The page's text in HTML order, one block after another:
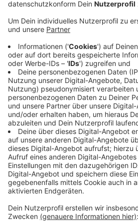
Auf der Myllendonker Straße ist
großer Baum auf das Auto des
Das Auto ist dabei komplett
Mann konnte sich aber noch
befreien. Zeugen riefen dann
und die Polizei. Der Mann wird
Krankenhaus behandelt. Genrell
Einsatzkräfte in
Es waren einige Bäume
abgebrochen. 13 Mal mussten sie
Minüten Sturms ausrücken. Die
dazu, langsam zu fahren und
und an Tunnelausfahrten
das Risiko besonders hoch, von
werden. Außerdem sollten Routen
möglichst vermieden werden.
Anzeige